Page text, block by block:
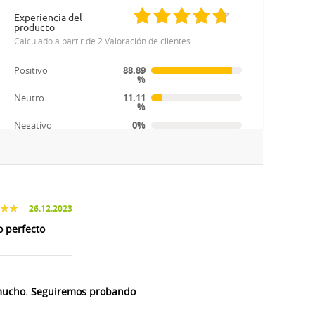
Experiencia del
producto
Calculado a partir de 2 Valoración de clientes
Positivo 88.89
%
Neutro
11.11
%
Negativo
0%
26.12.2023
perfecto
Seguiremos probando